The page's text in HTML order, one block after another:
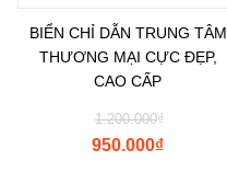
BIỂN CHỈ DẪN TRUNG TÂM
THƯƠNG MẠI CỰC ĐẸP,
CAO CẤP
₫
1.200.000
₫
950.000